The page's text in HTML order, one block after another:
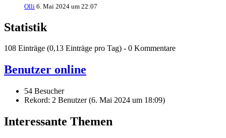
Olli 6. Mai 2024 um 22:07
Statistik
108 Einträge (0,13 Einträge pro Tag) - 0 Kommentare
Benutzer online
54 Besucher
Rekord: 2 Benutzer (6. Mai 2024 um 18:09)
Interessante Themen